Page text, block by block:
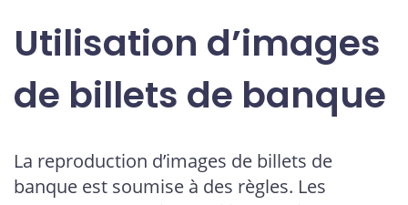
Utilisation d’images
de billets de banque
La reproduction d’images de billets de
banque est soumise à des règles. Les